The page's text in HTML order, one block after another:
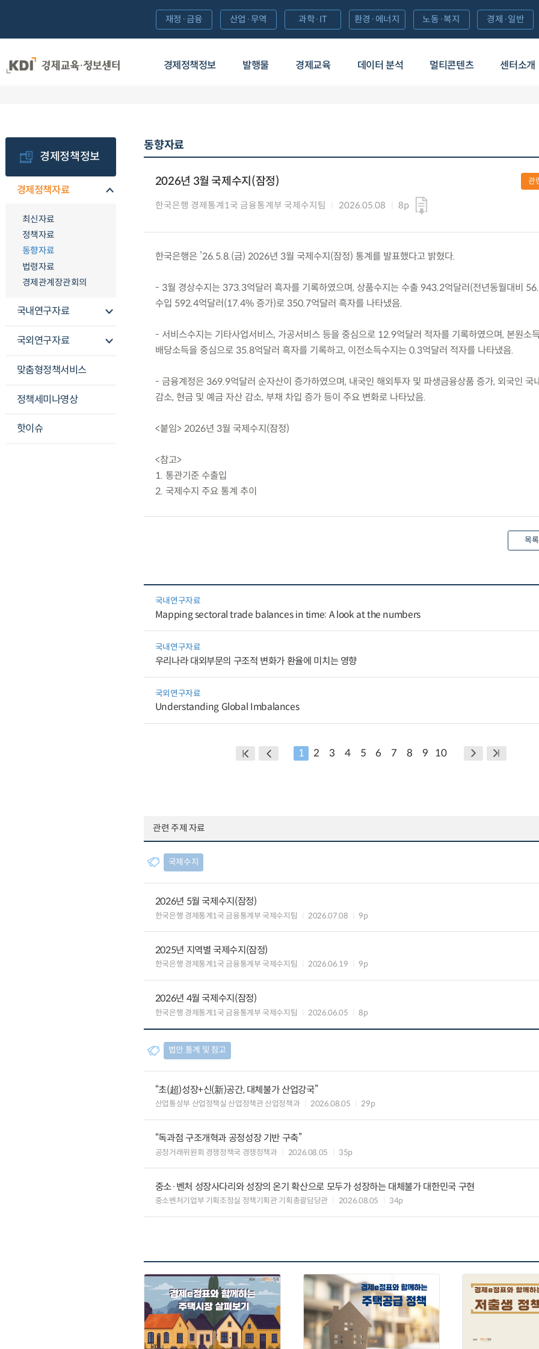
경제정책정보 발행물 경제교육 데이터 분석 멀티콘텐츠 센터소개
재정·금융 산업·무역 과학·IT 환경·에너지 노동·복지 경제·일반
경제정책정보
경제정책자료
최신자료
정책자료
동향자료
법령자료
경제관계장관회의
국내연구자료
국외연구자료
맞춤형정책서비스
정책세미나영상
핫이슈
동향자료
2026년 3월 국제수지(잠정)
한국은행 경제통계1국 금융통계부 국제수지팀 2026.05.08 8p
관
한국은행은 ’26.5.8.(금) 2026년 3월 국제수지(잠정) 통계를 발표했다고 밝혔다.
- 3월 경상수지는 373.3억달러 흑자를 기록하였으며, 상품수지는 수출 943.2억달러(전년동월대비
수입 592.4억달러(17.4% 증가)로 350.7억달러 흑자를 나타냈음.
- 서비스수지는 기타사업서비스, 가공서비스 등을 중심으로 12.9억달러 적자를 기록하였으며, 본원소
배당소득을 중심으로 35.8억달러 흑자를 기록하고, 이전소득수지는 0.3억달러 적자를 나타냈음.
- 금융계정은 369.9억달러 순자산이 증가하였으며, 내국인 해외투자 및 파생금융상품 증가, 외국인 국
감소, 현금 및 예금 자산 감소, 부채 차입 증가 등이 주요 변화로 나타났음.
<붙임> 2026년 3월 국제수지(잠정)
<참고>
1. 통관기준 수출입
2. 국제수지 주요 통계 추이
목록
국내연구자료
Mapping sectoral trade balances in time: A look at the numbers
국내연구자료
우리나라 대외부문의 구조적 변화가 환율에 미치는 영향
국외연구자료
Understanding Global Imbalances
1 2 3 4 5 6 7 8 9 10
관련 주제 자료
국제수지
2026년 5월 국제수지(잠정)
한국은행 경제통계1국 금융통계부 국제수지팀 2026.07.08 9p
2025년 지역별 국제수지(잠정)
한국은행 경제통계1국 금융통계부 국제수지팀 2026.06.19 9p
2026년 4월 국제수지(잠정)
한국은행 경제통계1국 금융통계부 국제수지팀 2026.06.05 8p
법안.통계 및 참고
“초(超)성장+신(新)공간, 대체불가 산업강국”
산업통상부 산업정책실 산업정책관 산업정책과 2026.08.05 29p
“독과점 구조개혁과 공정성장 기반 구축”
공정거래위원회 경쟁정책국 경쟁정책과 2026.08.05 35p
중소·벤처 성장사다리와 성장의 온기 확산으로 모두가 성장하는 대체불가 대한민국 구현
중소벤처기업부 기획조정실 정책기획관 기획총괄담당관 2026.08.05 34p